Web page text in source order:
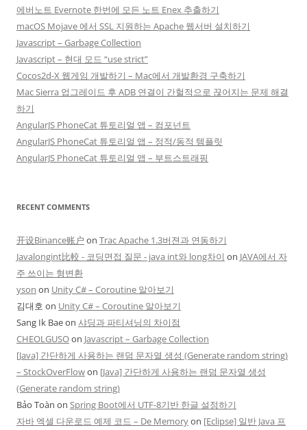
에버노트 Evernote 한번에 모든 노트 Enex 추출하기
macOS Mojave 에서 SSL 지원하는 Apache 웹서버 설치하기
Javascript – Garbage Collection
Javascript – 현대 모드 “use strict”
Cocos2d-X 웹게임 개발하기 – Mac에서 개발환경 구축하기
Mac Sierra 업그레이드 후 ADB 연결이 간헐적으로 끊어지는 문제 해결
하기
AngularJS PhoneCat 튜토리얼 앱 – 컴포넌트
AngularJS PhoneCat 튜토리얼 앱 – 정적/동적 템플릿
AngularJS PhoneCat 튜토리얼 앱 – 부트스트래핑
RECENT COMMENTS
开设Binance账户 on Trac Apache 1.3버젼과 연동하기
Javalongint比較 - 코딩면접 질문 - java int와 long차이 on JAVA에서 자
주 쓰이는 형변환
yson on Unity C# – Coroutine 알아보기
김대호 on Unity C# – Coroutine 알아보기
Sang Ik Baeon 샤딩과 파티셔닝의 차이점
CHEOLGUSOon Javascript – Garbage Collection
[Java] 간단하게 사용하는 랜덤 문자열 생성 (Generate random string)
– StockOverFlowon [Java] 간단하게 사용하는 랜덤 문자열 생성
(Generate random string)
Bảo Toàn on Spring Boot에서 UTF-8기반 한글 설정하기
자바 엑셀 다운로드 예제 코드 – De Memoryon [Eclipse] 일반 Java 프